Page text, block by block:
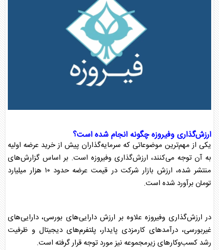
ارزش‌گذاری وفیروزه چگونه انجام شده است؟
یکی از مهم‌ترین موضوعاتی که سرمایه‌گذاران پیش ازخرید عرضه اولیه
به آن توجه می‌کنند، ارزش‌گذاری وفیروزه است. بر اساس گزارش‌های
منتشر شده، ارزش بازار شرکت در قیمت عرضه حدود ۱۰ هزار میلیارد
تومان برآورد شده است.
در ارزش‌گذاری وفیروزه علاوه بر ارزش دارایی‌های بورسی، دارایی‌های
غیربورسی، درآمدهای کارمزدی پایدار، پلتفرم‌های دیجیتال و ظرفیت
رشد کسب‌وکارهای زیرمجموعه نیز مورد توجه قرار گرفته است.